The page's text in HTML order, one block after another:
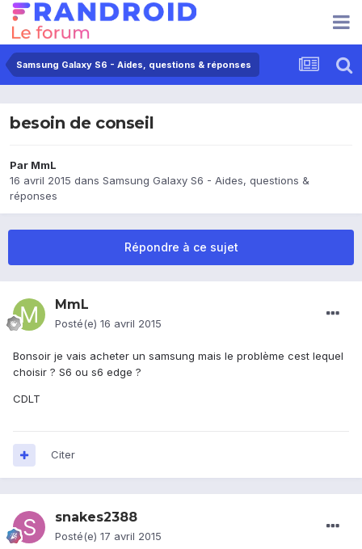
Samsung Galaxy S6 - Aides, questions & réponses
besoin de conseil
Par MmL
16 avril 2015 dans Samsung Galaxy S6 - Aides, questions &
réponses
Répondre à ce sujet
MmL
Posté(e) 16 avril 2015
Bonsoir je vais acheter un samsung mais le problème cest lequel
choisir ? S6 ou s6 edge ?
CDLT
Citer
snakes2388
Posté(e) 17 avril 2015